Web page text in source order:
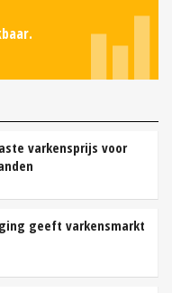
varkensprijs voor
geeft varkensmarkt